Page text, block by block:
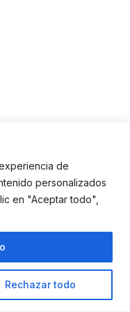
de
personalizados
en "Aceptar todo",
Rechazar todo
principal es la
ir desde la parte
posterior, creando
en longitud,
hombros. La longitud